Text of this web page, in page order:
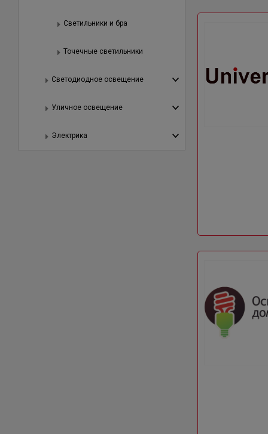
Светильники и бра
Точечные светильники
Светодиодное освещение
Уличное освещение
Электрика